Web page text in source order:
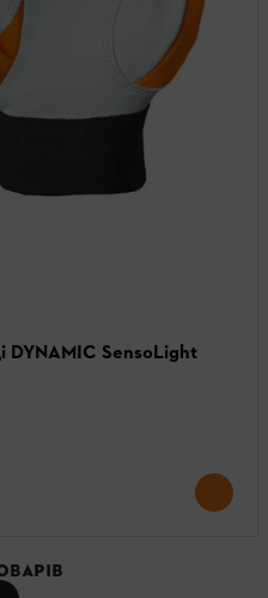
DYNAMIC SensoLight